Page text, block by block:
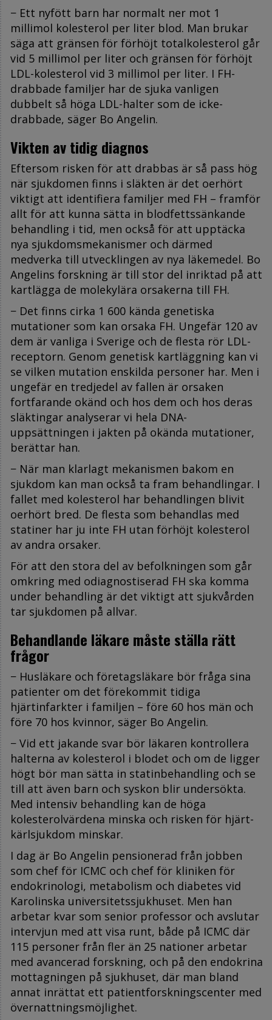
− Ett nyfött barn har normalt ner mot 1
millimol kolesterol per liter blod. Man brukar
säga att gränsen för förhöjt totalkolesterol går
vid 5 millimol per liter och gränsen för förhöjt
LDL-kolesterol vid 3 millimol per liter. I FH-
drabbade familjer har de sjuka vanligen
dubbelt så höga LDL-halter som de icke-
drabbade, säger Bo Angelin.
Vikten av tidig diagnos
Eftersom risken för att drabbas är så pass hög
när sjukdomen finns i släkten är det oerhört
viktigt att identifiera familjer med FH – framför
allt för att kunna sätta in blodfettssänkande
behandling i tid, men också för att upptäcka
nya sjukdomsmekanismer och därmed
medverka till utvecklingen av nya läkemedel. Bo
Angelins forskning är till stor del inriktad på att
kartlägga de molekylära orsakerna till FH.
− Det finns cirka 1 600 kända genetiska
mutationer som kan orsaka FH. Ungefär 120 av
dem är vanliga i Sverige och de flesta rör LDL-
receptorn. Genom genetisk kartläggning kan vi
se vilken mutation enskilda personer har. Men i
ungefär en tredjedel av fallen är orsaken
fortfarande okänd och hos dem och hos deras
släktingar analyserar vi hela DNA-
uppsättningen i jakten på okända mutationer,
berättar han.
− När man klarlagt mekanismen bakom en
sjukdom kan man också ta fram behandlingar. I
fallet med kolesterol har behandlingen blivit
oerhört bred. De flesta som behandlas med
statiner har ju inte FH utan förhöjt kolesterol
av andra orsaker.
För att den stora del av befolkningen som går
omkring med odiagnostiserad FH ska komma
under behandling är det viktigt att sjukvården
tar sjukdomen på allvar.
Behandlande läkare måste ställa rätt
frågor
− Husläkare och företagsläkare bör fråga sina
patienter om det förekommit tidiga
hjärtinfarkter i familjen – före 60 hos män och
före 70 hos kvinnor, säger Bo Angelin.
− Vid ett jakande svar bör läkaren kontrollera
halterna av kolesterol i blodet och om de ligger
högt bör man sätta in statinbehandling och se
till att även barn och syskon blir undersökta.
Med intensiv behandling kan de höga
kolesterolvärdena minska och risken för hjärt-
kärlsjukdom minskar.
I dag är Bo Angelin pensionerad från jobben
som chef för ICMC och chef för kliniken för
endokrinologi, metabolism och diabetes vid
Karolinska universitetssjukhuset. Men han
arbetar kvar som senior professor och avslutar
intervjun med att visa runt, både på ICMC där
115 personer från fler än 25 nationer arbetar
med avancerad forskning, och på den endokrina
mottagningen på sjukhuset, där man bland
annat inrättat ett patientforskningscenter med
övernattningsmöjlighet.